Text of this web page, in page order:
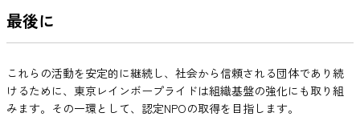
最後に
これらの活動を安定的に継続し、社会から信頼される団体であり続
けるために、東京レインボープライドは組織基盤の強化にも取り組
みます。その一環として、認定NPOの取得を目指します。